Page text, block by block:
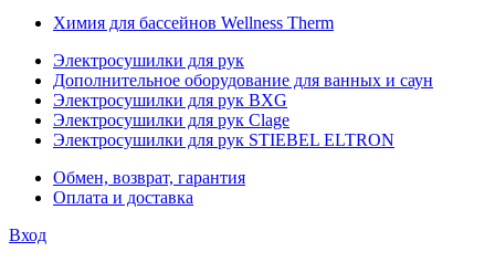
Химия для бассейнов Wellness Therm
Электросушилки для рук
Дополнительное оборудование для ванных и саун
Электросушилки для рук BXG
Электросушилки для рук Clage
Электросушилки для рук STIEBEL ELTRON
Обмен, возврат, гарантия
Оплата и доставка
Вход